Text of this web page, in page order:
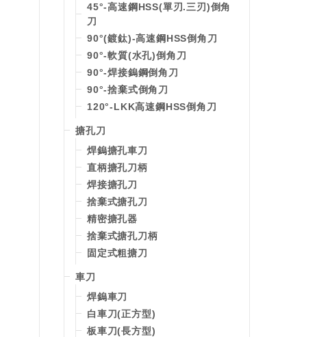
45°-高速鋼HSS(單刃.三刃)倒角
刀
90°(鍍鈦)-高速鋼HSS倒角刀
90°-軟質(水孔)倒角刀
90°-焊接鎢鋼倒角刀
90°-捨棄式倒角刀
120°-LKK高速鋼HSS倒角刀
搪孔刀
焊鎢搪孔車刀
直柄搪孔刀柄
焊接搪孔刀
捨棄式搪孔刀
精密搪孔器
捨棄式搪孔刀柄
固定式粗搪刀
車刀
焊鎢車刀
白車刀(正方型)
板車刀(長方型)